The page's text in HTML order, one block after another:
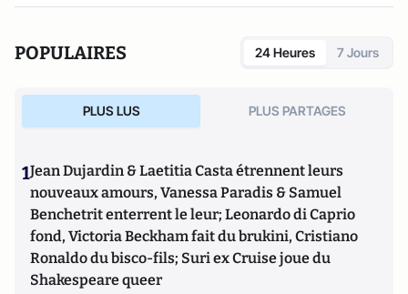
POPULAIRES 24 Heures 7 Jours
PLUS LUS PLUS PARTAGES
1Jean Dujardin & Laetitia Casta étrennent leurs
nouveaux amours, Vanessa Paradis & Samuel
Benchetrit enterrent le leur; Leonardo di Caprio
fond, Victoria Beckham fait du brukini, Cristiano
Ronaldo du bisco-fils; Suri ex Cruise joue du
Shakespeare queer